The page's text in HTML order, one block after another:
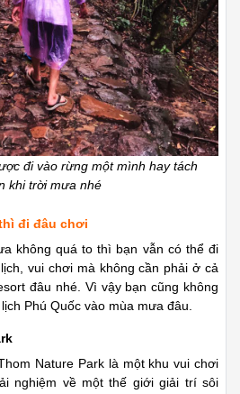
đi vào rừng một mình hay tách
khi trời mưa nhé
đi đâu chơi
không quá to thì bạn vẫn có thể đi
vui chơi mà không cần phải ở cả
đâu nhé. Vì vậy bạn cũng không
Phú Quốc vào mùa mưa đâu.
Nature Park là một khu vui chơi
nghiệm về một thế giới giải trí sôi